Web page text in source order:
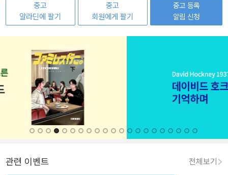
중고
알라딘에 팔기
중고
회원에게 팔기
중고 등록
알림 신청
관련 이벤트 전체보기